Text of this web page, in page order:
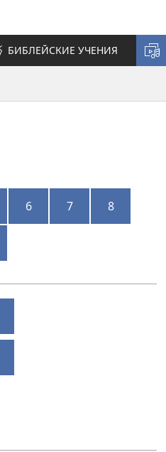
БИБЛЕЙСКИЕ УЧЕНИЯ
6 7 8